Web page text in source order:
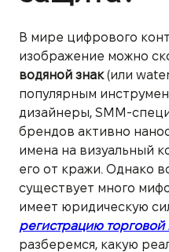
В мире цифрового
изображение можно
водяной знак(или
популярным
дизайнеры, SMM-
брендов активно
имена на визуальный
его от кражи. Однако
существует много
имеет юридическую
регистрацию
разберемся, какую